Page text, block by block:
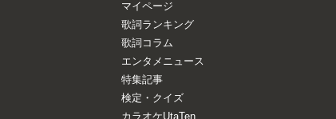
マイページ
歌詞ランキング
歌詞コラム
エンタメニュース
特集記事
検定・クイズ
カラオケUtaTen